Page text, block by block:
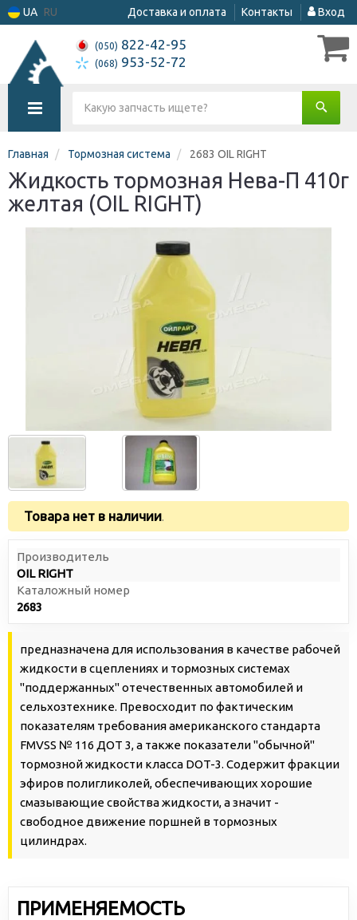
UA RU Доставка и оплата Контакты Вход
(050) 822-42-95
(068) 953-52-72
Главная Тормозная система 2683 OIL RIGHT
Жидкость тормозная Нева-П 410г
желтая (OIL RIGHT)
Товара нет в наличии.
Производитель
OIL RIGHT
Каталожный номер
2683
предназначена для использования в качестве рабочей
жидкости в сцеплениях и тормозных системах
"поддержанных" отечественных автомобилей и
сельхозтехнике. Превосходит по фактическим
показателям требования американского стандарта
FMVSS № 116 ДОТ 3, а также показатели "обычной"
тормозной жидкости класса DOT-3. Содержит фракции
эфиров полигликолей, обеспечивающих хорошие
смазывающие свойства жидкости, а значит -
свободное движение поршней в тормозных
цилиндрах.
ПРИМЕНЯЕМОСТЬ